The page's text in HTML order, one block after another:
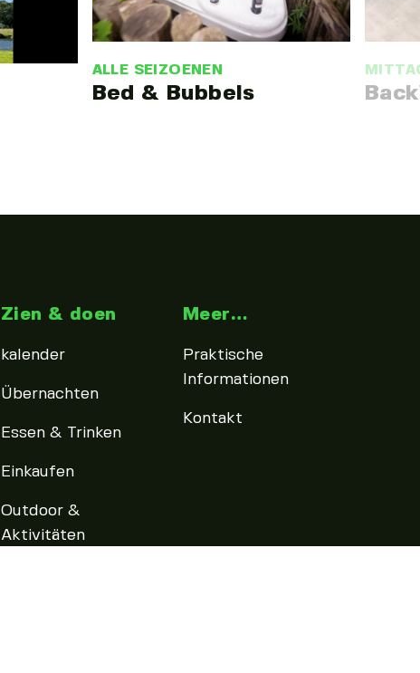
ALLE SEIZOENEN
Bed & Bubbels
Zien & doen
kalender
Übernachten
Essen & Trinken
Einkaufen
Outdoor &
Aktivitäten
Meer…
Praktische
Informationen
Kontakt